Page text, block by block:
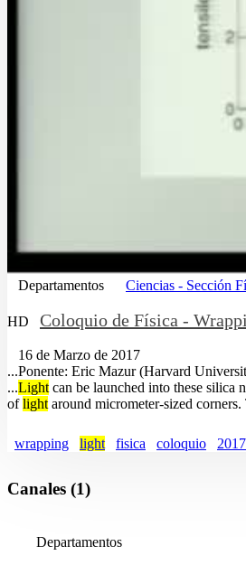
Departamentos Ciencias - Sección
HD Coloquio de Física -
16 de Marzo de 2017
...Ponente: Eric Mazur (Harvard
...Light can be launched into these silica
oflight around micrometer-sized
wrapping light fisica coloquio 2017
Canales (1)
Departamentos